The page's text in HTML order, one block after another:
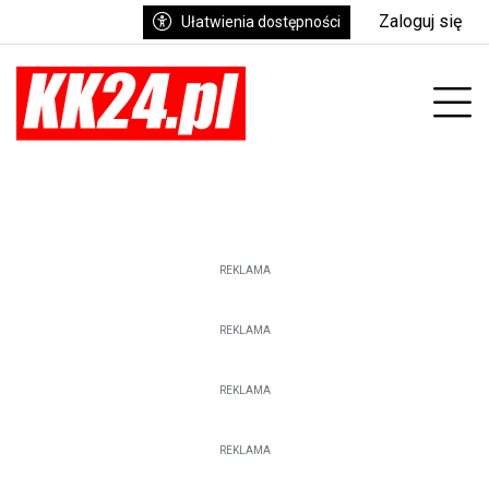
Ułatwienia dostępności Zaloguj się
REKLAMA
REKLAMA
REKLAMA
REKLAMA